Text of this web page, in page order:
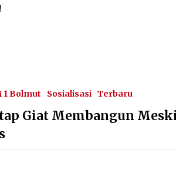
1 Bolmut Sosialisasi Terbaru
Giat Membangun